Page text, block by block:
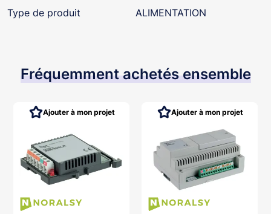
Type de produit ALIMENTATION
Fréquemment achetés ensemble
Ajouter à mon projet Ajouter à mon projet